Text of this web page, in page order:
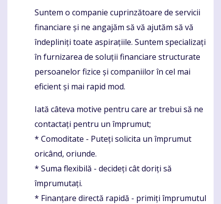
Suntem o companie cuprinzătoare de servicii
financiare și ne angajăm să vă ajutăm să vă
îndepliniți toate aspirațiile. Suntem specializați
în furnizarea de soluții financiare structurate
persoanelor fizice și companiilor în cel mai
eficient și mai rapid mod.
Iată câteva motive pentru care ar trebui să ne
contactați pentru un împrumut;
* Comoditate - Puteți solicita un împrumut
oricând, oriunde.
* Suma flexibilă - decideți cât doriți să
împrumutați.
* Finanțare directă rapidă - primiți împrumutul